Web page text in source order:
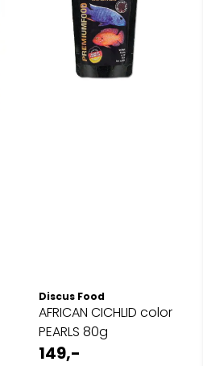
Discus Food
AFRICAN CICHLID color
PEARLS 80g
149,-